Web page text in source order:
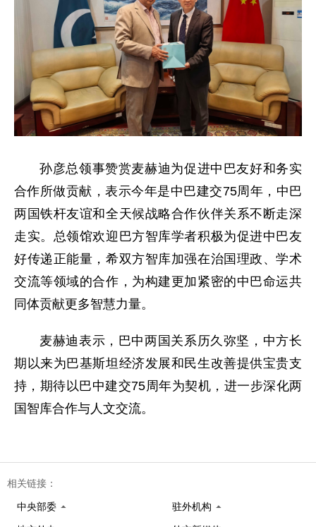
孙彦总领事赞赏麦赫迪为促进中巴友好和务实
合作所做贡献，表示今年是中巴建交75周年，中巴
两国铁杆友谊和全天候战略合作伙伴关系不断走深
走实。总领馆欢迎巴方智库学者积极为促进中巴友
好传递正能量，希双方智库加强在治国理政、学术
交流等领域的合作，为构建更加紧密的中巴命运共
同体贡献更多智慧力量。
麦赫迪表示，巴中两国关系历久弥坚，中方长
期以来为巴基斯坦经济发展和民生改善提供宝贵支
持，期待以巴中建交75周年为契机，进一步深化两
国智库合作与人文交流。
相关链接：
中央部委 驻外机构